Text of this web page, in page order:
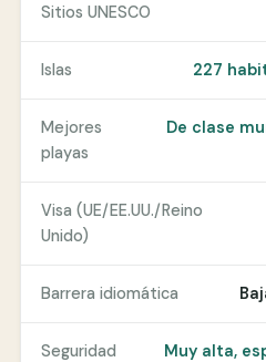
Sitios UNESCO
Islas 227
Mejores
playas
De clase
Visa (UE/EE.UU./Reino
Unido)
Barrera idiomática
Seguridad Muy alta,